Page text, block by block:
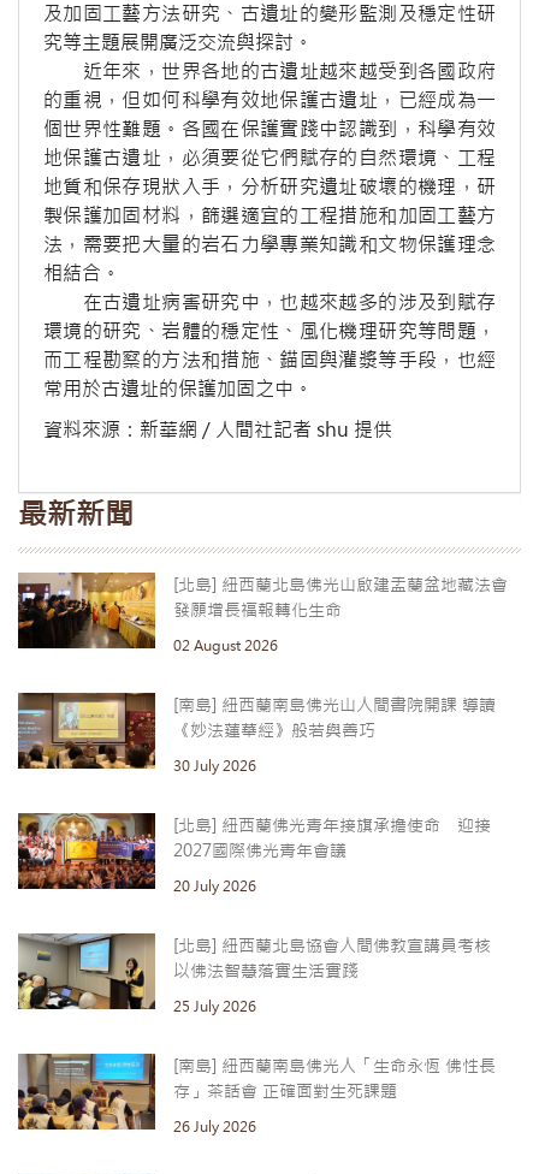
及加固工藝方法研究、古遺址的變形監測及穩定性研
究等主題展開廣泛交流與探討。
近年來，世界各地的古遺址越來越受到各國政府
的重視，但如何科學有效地保護古遺址，已經成為一
個世界性難題。各國在保護實踐中認識到，科學有效
地保護古遺址，必須要從它們賦存的自然環境、工程
地質和保存現狀入手，分析研究遺址破壞的機理，研
製保護加固材料，篩選適宜的工程措施和加固工藝方
法，需要把大量的岩石力學專業知識和文物保護理念
相結合。
在古遺址病害研究中，也越來越多的涉及到賦存
環境的研究、岩體的穩定性、風化機理研究等問題，
而工程勘察的方法和措施、錨固與灌漿等手段，也經
常用於古遺址的保護加固之中。
資料來源：新華網 / 人間社記者 shu 提供
最新新聞
[北島] 紐西蘭北島佛光山啟建盂蘭盆地藏法會
發願增長福報轉化生命
02 August 2026
[南島] 紐西蘭南島佛光山人間書院開課 導讀
《妙法蓮華經》般若與善巧
30 July 2026
[北島] 紐西蘭佛光青年接旗承擔使命 迎接
2027國際佛光青年會議
20 July 2026
[北島] 紐西蘭北島協會人間佛教宣講員考核
以佛法智慧落實生活實踐
25 July 2026
[南島] 紐西蘭南島佛光人「生命永恆 佛性長
存」茶話會 正確面對生死課題
26 July 2026